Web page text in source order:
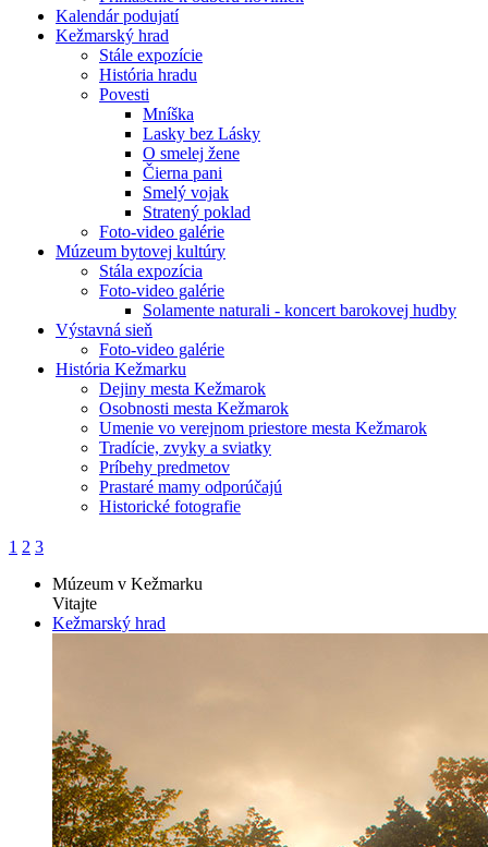
Kalendár podujatí
Kežmarský hrad
Stále expozície
História hradu
Povesti
Mníška
Lasky bez Lásky
O smelej žene
Čierna pani
Smelý vojak
Stratený poklad
Foto-video galérie
Múzeum bytovej kultúry
Stála expozícia
Foto-video galérie
Solamente naturali - koncert barokovej hudby
Výstavná sieň
Foto-video galérie
História Kežmarku
Dejiny mesta Kežmarok
Osobnosti mesta Kežmarok
Umenie vo verejnom priestore mesta Kežmarok
Tradície, zvyky a sviatky
Príbehy predmetov
Prastaré mamy odporúčajú
Historické fotografie
1 2 3
Múzeum v Kežmarku
Vitajte
Kežmarský hrad